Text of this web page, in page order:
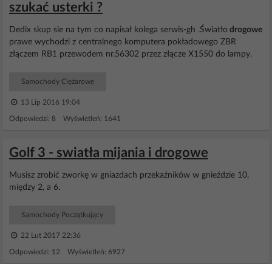
szukać usterki ?
Dedix skup sie na tym co napisał kolega serwis-gh .Światło drogowe
prawe wychodzi z centralnego komputera pokładowego ZBR
złączem RB1 przewodem nr.56302 przez złącze X1550 do lampy.
Samochody Ciężarowe
13 Lip 2016 19:04
Odpowiedzi: 8 Wyświetleń: 1641
Golf 3 - swiatła mijania i drogowe
Musisz zrobić zworkę w gniazdach przekaźników w gnieździe 10,
między 2, a 6.
Samochody Początkujący
22 Lut 2017 22:36
Odpowiedzi: 12 Wyświetleń: 6927